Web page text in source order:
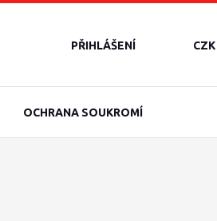
OCHRANA SOUKROMÍ
CZK
PŘIHLÁŠENÍ